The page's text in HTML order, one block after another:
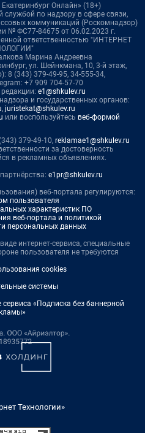
Онлайн» (18+)
службой по надзору в сфере связи,
коммуникаций (Роскомнадзор)
№ ФС77-84675 от 06.02.2023 г.
ответственностью "ИНТЕРНЕТ
Марина Андреевна
ул. Шейнкмана, 10, 3-й этаж,
8 (343) 379-49-95, 34-555-34,
+7 909 704-57-70
e1@shkulev.ru
и государственных органов:
, juristekat@shkulev.ru
или воспользуйтесь веб-формой
379-49-10, reklamae1@shkulev.ru
за достоверность
в рекламных объявлениях.
e1pr@shkulev.ru
веб-портала регулируются:
пользователя
характеристик ПО
веб-портала и политикой
персональных данных
интернет-сервиса, специальные
пользователя не требуются
cookies
системы
«Подписка без баннерной
Технологии»